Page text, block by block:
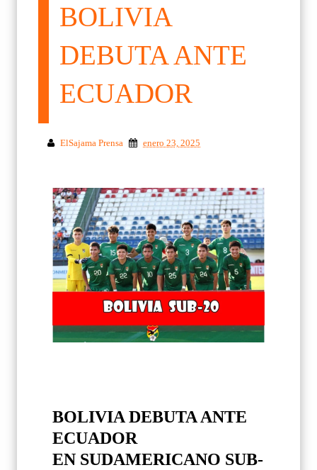
BOLIVIA
DEBUTA ANTE
ECUADOR
ElSajama Prensa enero 23, 2025
BOLIVIA DEBUTA ANTE
ECUADOR
EN SUDAMERICANO SUB-